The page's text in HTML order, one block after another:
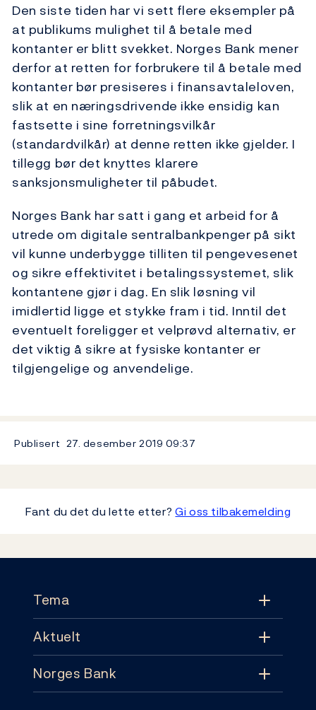
Den siste tiden har vi sett flere eksempler på
at publikums mulighet til å betale med
kontanter er blitt svekket. Norges Bank mener
derfor at retten for forbrukere til å betale med
kontanter bør presiseres i finansavtaleloven,
slik at en næringsdrivende ikke ensidig kan
fastsette i sine forretningsvilkår
(standardvilkår) at denne retten ikke gjelder. I
tillegg bør det knyttes klarere
sanksjonsmuligheter til påbudet.
Norges Bank har satt i gang et arbeid for å
utrede om digitale sentralbankpenger på sikt
vil kunne underbygge tilliten til pengevesenet
og sikre effektivitet i betalingssystemet, slik
kontantene gjør i dag. En slik løsning vil
imidlertid ligge et stykke fram i tid. Inntil det
eventuelt foreligger et velprøvd alternativ, er
det viktig å sikre at fysiske kontanter er
tilgjengelige og anvendelige.
Publisert 27. desember 2019 09:37
Fant du det du lette etter?Gi oss tilbakemelding
Tema
Tema
Pengepolitikk
Aktuelt
Aktuelt
Norges Bank